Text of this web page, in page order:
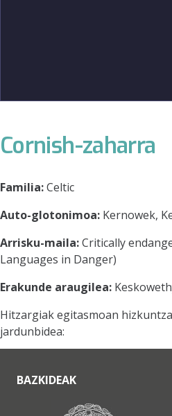
Cornish-zaharra
Familia:Celtic
Auto-glotonimoa: Kernowek,
Arrisku-maila:Critically
Languages in Danger)
Erakunde araugilea:
Hitzargiak egitasmoan
jardunbidea:
BAZKIDEAK